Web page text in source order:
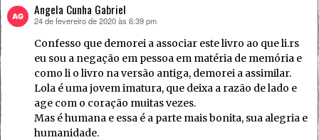
Angela Cunha Gabriel
disse:
24 de fevereiro de 2020 às 6:39 pm
Confesso que demorei a associar este livro ao que li.rs
eu sou a negação em pessoa em matéria de memória e
como li o livro na versão antiga, demorei a assimilar.
Lola é uma jovem imatura, que deixa a razão de lado e
age com o coração muitas vezes.
Mas é humana e essa é a parte mais bonita, sua alegria e
humanidade.